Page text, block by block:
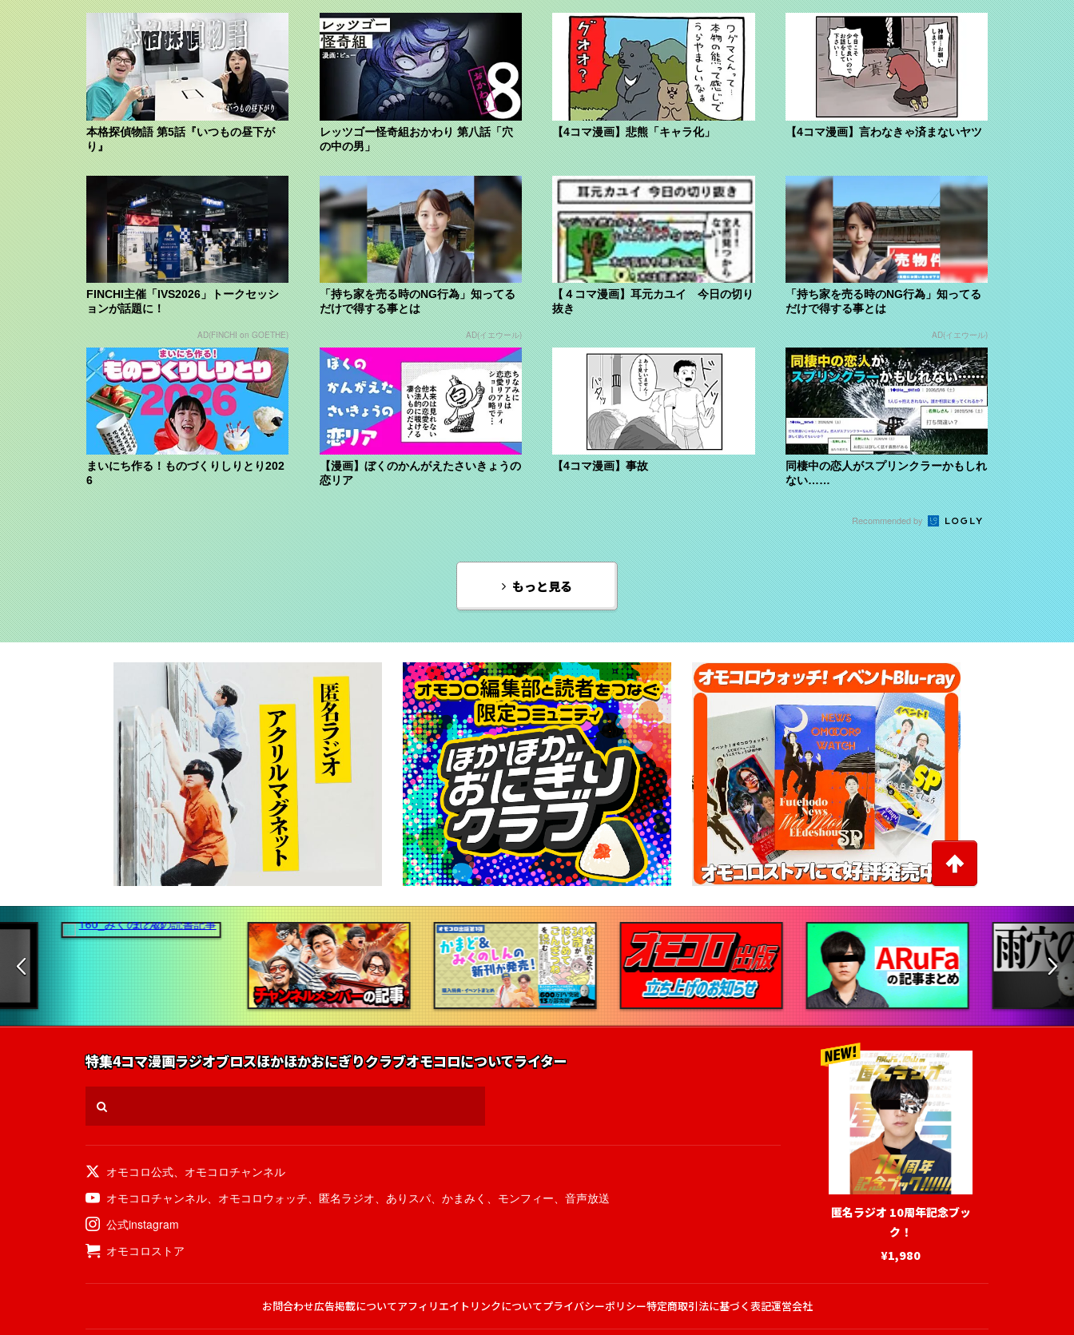
本格探偵物語 第5話『いつもの昼下が
り』
レッツゴー怪奇組おかわり 第八話「穴
の中の男」
【4コマ漫画】悲熊「キャラ化」 【4コマ漫画】言わなきゃ済まないヤツ
FINCHI主催「IVS2026」トークセッシ
ョンが話題に！
AD(FINCHI on GOETHE)
「持ち家を売る時のNG行為」知ってる
だけで得する事とは
AD(イエウール)
【４コマ漫画】耳元カユイ 今日の切り
抜き
「持ち家を売る時のNG行為」知ってる
だけで得する事とは
AD(イエウール)
まいにち作る！ものづくりしりとり202
6
【漫画】ぼくのかんがえたさいきょうの
恋リア
【4コマ漫画】事故
同棲中の恋人がスプリンクラーかもしれ
ない……
Recommended by
もっと見る
特集4コマ漫画ラジオブロスほかほかおにぎりクラブオモコロについてライター
オモコロ公式
オモコロチャンネル
オモコロチャンネル
オモコロウォッチ 匿名ラジオ ありスパ かまみく モンフィー
音声放送
公式instagram
オモコロストア
匿名ラジオ 10周年記念ブッ
ク！
¥1,980
お問合わせ広告掲載についてアフィリエイトリンクについてプライバシーポリシー特定商取引法に基づく表記運営会社